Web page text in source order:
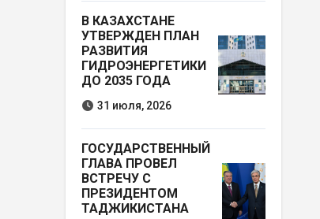
В КАЗАХСТАНЕ
УТВЕРЖДЕН ПЛАН
РАЗВИТИЯ
ГИДРОЭНЕРГЕТИКИ
ДО 2035 ГОДА
31 июля, 2026
ГОСУДАРСТВЕННЫЙ
ГЛАВА ПРОВЕЛ
ВСТРЕЧУ С
ПРЕЗИДЕНТОМ
ТАДЖИКИСТАНА